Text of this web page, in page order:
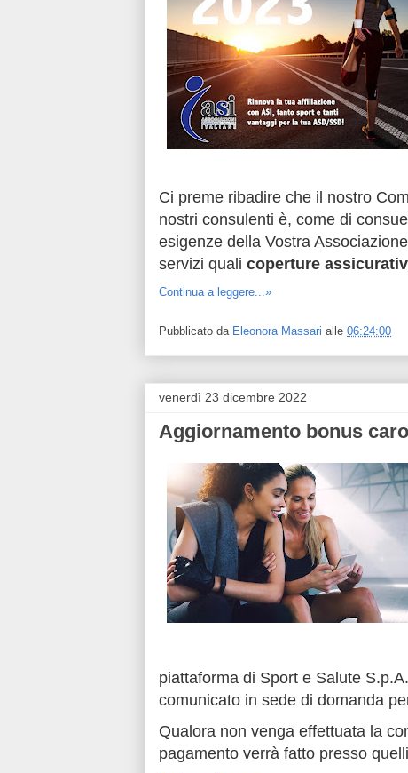
Ci preme ribadire che il nostro
nostri consulenti è, come di
esigenze della Vostra
servizi quali coperture
Continua a leggere...»
Pubblicato da Eleonora Massari alle 06:24:00
venerdì 23 dicembre 2022
Aggiornamento bonus
piattaforma di Sport e Salute
comunicato in sede di domanda
Qualora non venga effettuata la
pagamento verrà fatto presso